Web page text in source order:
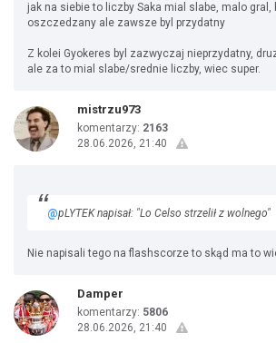
jak na siebie to liczby Saka mial slabe, malo gral,
oszczedzany ale zawsze byl przydatny
Z kolei Gyokeres byl zazwyczaj nieprzydatny,
ale za to mial slabe/srednie liczby, wiec super.
mistrzu973
komentarzy: 2163
28.06.2026, 21:40
@pLYTEK napisał: "Lo Celso strzelił z wolnego"
Nie napisali tego na flashscorze to skąd ma to
Damper
komentarzy: 5806
28.06.2026, 21:40